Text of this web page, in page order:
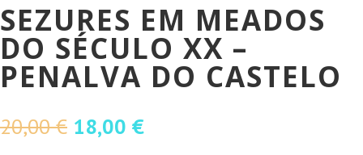
SEZURES EM MEADOS
DO SÉCULO XX –
PENALVA DO CASTELO
20,00€ O
18,00 €O